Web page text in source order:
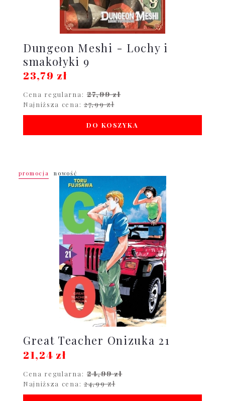
Dungeon Meshi - Lochy i
smakołyki 9
23,79 zł
Cena regularna: 27,99 zł
Najniższa cena: 27,99 zł
DO KOSZYKA
Great Teacher Onizuka 21
21,24 zł
Cena regularna: 24,99 zł
Najniższa cena: 24,99 zł
promocja nowość